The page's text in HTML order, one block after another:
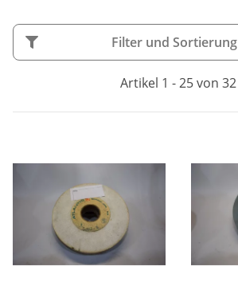
Filter und Sortierung
Artikel 1 - 25 von 32